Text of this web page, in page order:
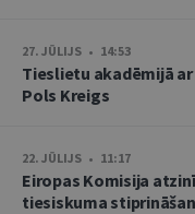
27. JŪLIJS • 14:53
Tieslietu akadēmijā
Pols Kreigs
22. JŪLIJS • 11:17
Eiropas Komisija
tiesiskuma